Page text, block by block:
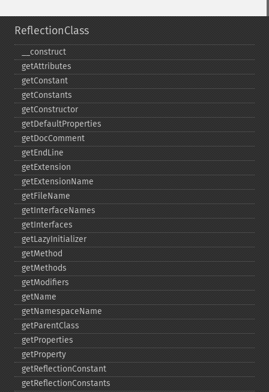
ReflectionClass
_​_​construct
getAttributes
getConstant
getConstants
getConstructor
getDefaultProperties
getDocComment
getEndLine
getExtension
getExtensionName
getFileName
getInterfaceNames
getInterfaces
getLazyInitializer
getMethod
getMethods
getModifiers
getName
getNamespaceName
getParentClass
getProperties
getProperty
getReflectionConstant
getReflectionConstants